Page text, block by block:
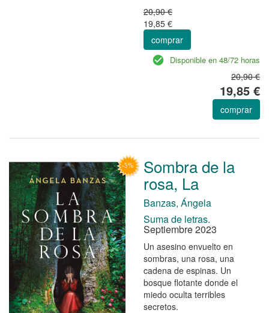
20,90 €
19,85 €
comprar
Disponible en 48/72 horas
20,90 €
19,85 €
comprar
Sombra de la
rosa, La
Banzas, Ángela
Suma de letras.
Septiembre 2023
Un asesino envuelto en
sombras, una rosa, una
cadena de espinas. Un
bosque flotante donde el
miedo oculta terribles
secretos.